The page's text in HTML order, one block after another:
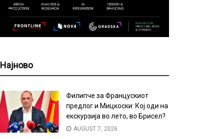
Најново
Филипче за Францускиот
предлог и Мицкоски: Кој оди на
екскурзија во лето, во Брисел?
AUGUST 7, 2026